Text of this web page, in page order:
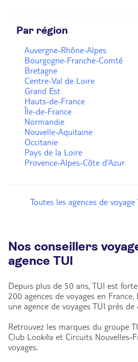
Par région
Auvergne-Rhône-Alpes
Bourgogne-Franche-Comté
Bretagne
Centre-Val de Loire
Grand Est
Hauts-de-France
Île-de-France
Normandie
Nouvelle-Aquitaine
Occitanie
Pays de la Loire
Provence-Alpes-Côte d'Azur
Toutes les agences de
Nos conseillers
agence TUI
Depuis plus de 50 ans, TUI est
200 agences de voyages en
une agence de voyages TUI près de
Retrouvez les marques du groupe
Club Lookéa et Circuits Nouvelles-
voyages.